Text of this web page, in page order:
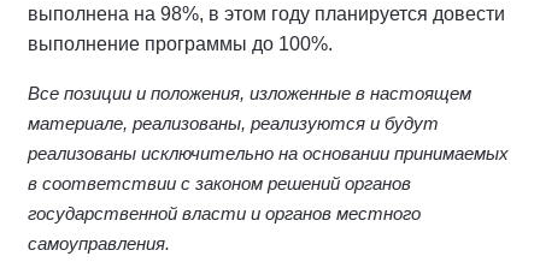
выполнена на 98%, в этом году планируется довести
выполнение программы до 100%.
Все позиции и положения, изложенные в настоящем
материале, реализованы, реализуются и будут
реализованы исключительно на основании принимаемых
в соответствии с законом решений органов
государственной власти и органов местного
самоуправления.